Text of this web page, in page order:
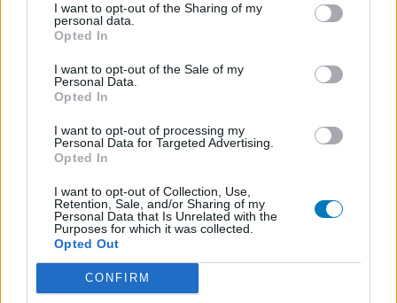
I want to opt-out of the Sharing of my
personal data.
Opted In
I want to opt-out of the Sale of my
Personal Data.
Opted In
I want to opt-out of processing my
Personal Data for Targeted Advertising.
Opted In
I want to opt-out of Collection, Use,
Retention, Sale, and/or Sharing of my
Personal Data that Is Unrelated with the
Purposes for which it was collected.
Opted Out
CONFIRM
Effectiviteit
Hoeveelheid bijwerkingen
Strumectomie gehad.
geef mening
22-09-2023 | Vrouw | 67
levothyroxine (25ug)
Trage schildklier
Effectiviteit
Hoeveelheid bijwerkingen